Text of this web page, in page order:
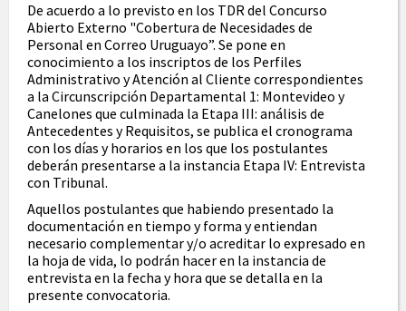
De acuerdo a lo previsto en los TDR del Concurso
Abierto Externo "Cobertura de Necesidades de
Personal en Correo Uruguayo”. Se pone en
conocimiento a los inscriptos de los Perfiles
Administrativo y Atención al Cliente correspondientes
a la Circunscripción Departamental 1: Montevideo y
Canelones que culminada la Etapa III: análisis de
Antecedentes y Requisitos, se publica el cronograma
con los días y horarios en los que los postulantes
deberán presentarse a la instancia Etapa IV: Entrevista
con Tribunal.
Aquellos postulantes que habiendo presentado la
documentación en tiempo y forma y entiendan
necesario complementar y/o acreditar lo expresado en
la hoja de vida, lo podrán hacer en la instancia de
entrevista en la fecha y hora que se detalla en la
presente convocatoria.